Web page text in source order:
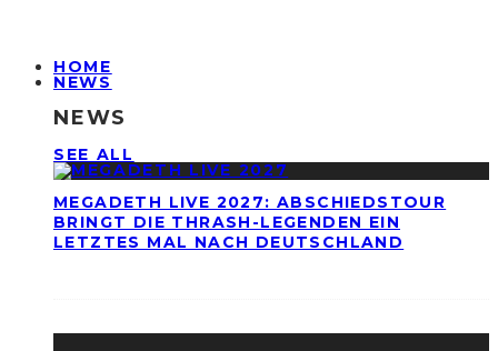
HOME
NEWS
NEWS
SEE ALL
MEGADETH LIVE 2027: ABSCHIEDSTOUR
BRINGT DIE THRASH-LEGENDEN EIN
LETZTES MAL NACH DEUTSCHLAND